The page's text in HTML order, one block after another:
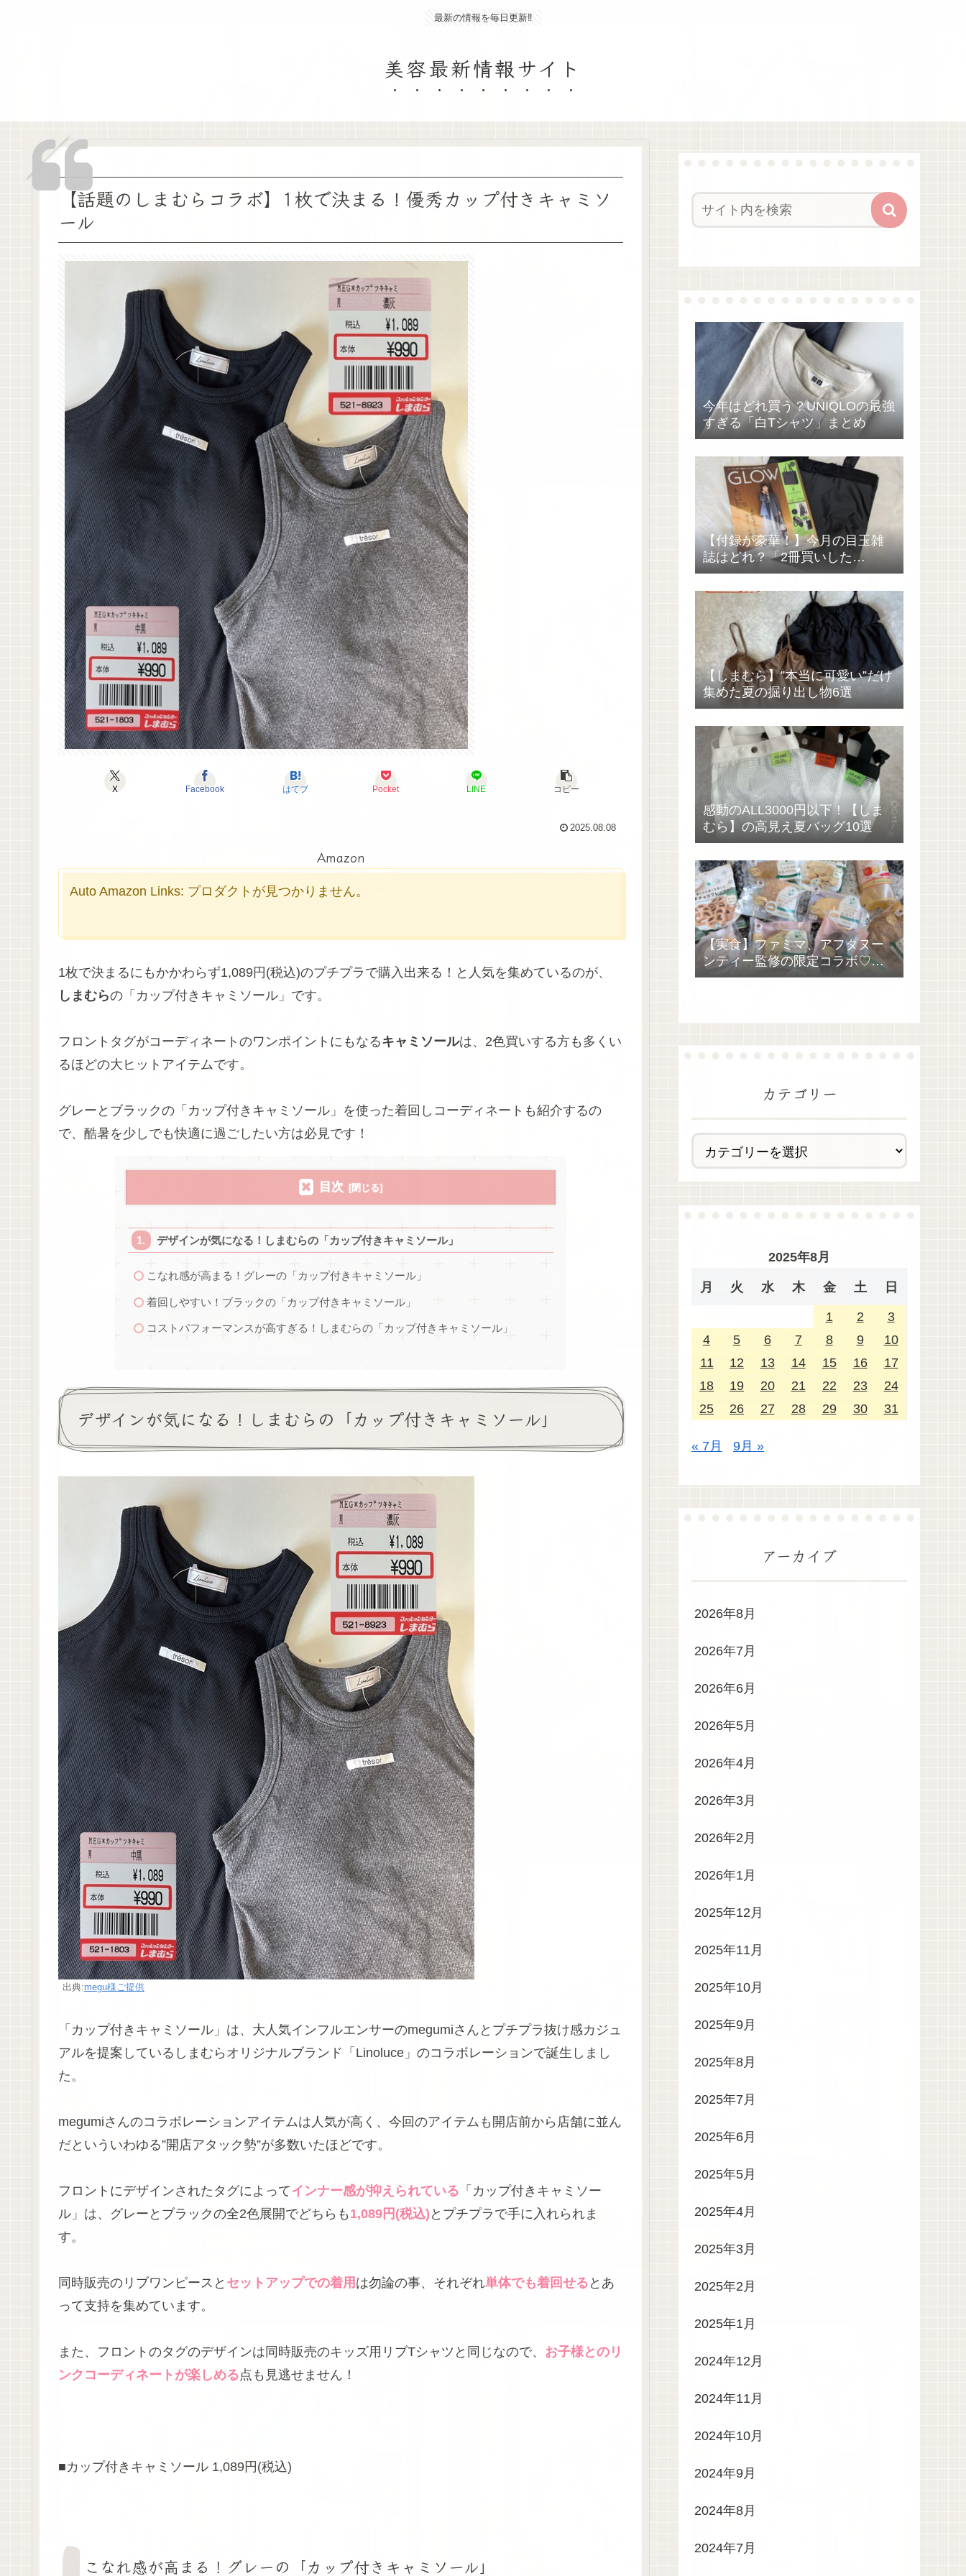
最新の情報を毎日更新‼
美容最新情報サイト
【話題のしまむらコラボ】1枚で決まる！優秀カップ付きキャミソ
ール
X Facebook はてブ Pocket LINE コピー
2025.08.08
Amazon
Auto Amazon Links: プロダクトが見つかりません。
1枚で決まるにもかかわらず1,089円(税込)のプチプラで購入出来る！と人気を集めているのが、
しまむらの「カップ付きキャミソール」です。
フロントタグがコーディネートのワンポイントにもなるキャミソールは、2色買いする方も多くい
るほどの大ヒットアイテムです。
グレーとブラックの「カップ付きキャミソール」を使った着回しコーディネートも紹介するの
で、酷暑を少しでも快適に過ごしたい方は必見です！
目次
デザインが気になる！しまむらの「カップ付きキャミソール」
こなれ感が高まる！グレーの「カップ付きキャミソール」
着回しやすい！ブラックの「カップ付きキャミソール」
コストパフォーマンスが高すぎる！しまむらの「カップ付きキャミソール」
デザインが気になる！しまむらの「カップ付きキャミソール」
出典:megu様ご提供
「カップ付きキャミソール」は、大人気インフルエンサーのmegumiさんとプチプラ抜け感カジュ
アルを提案しているしまむらオリジナルブランド「Linoluce」のコラボレーションで誕生しまし
た。
megumiさんのコラボレーションアイテムは人気が高く、今回のアイテムも開店前から店舗に並ん
だといういわゆる”開店アタック勢”が多数いたほどです。
フロントにデザインされたタグによってインナー感が抑えられている 「カップ付きキャミソー
ル」は、グレーとブラックの全2色展開でどちらも 1,089円(税込) とプチプラで手に入れられま
す。
同時販売のリブワンピースと セットアップでの着用 は勿論の事、それぞれ単体でも着回せる とあ
って支持を集めています。
また、フロントのタグのデザインは同時販売のキッズ用リブTシャツと同じなので、 お子様とのリ
ンクコーディネートが楽しめる点も見逃せません！
■カップ付きキャミソール 1,089円(税込)
こなれ感が高まる！グレーの「カップ付きキャミソール」
今年はどれ買う？UNIQLOの最強
すぎる「白Tシャツ」まとめ
【付録が豪華！】今月の目玉雑
誌はどれ？「2冊買いした
い……」
【しまむら】”本当に可愛い”だけ
集めた夏の掘り出し物6選
感動のALL3000円以下！【しま
むら】の高見え夏バッグ10選
【実食】ファミマ、アフタヌー
ンティー監修の限定コラボ♡過
去最多全28種類が絶品過ぎた！
カテゴリー
2025年8月
月 火 水 木 金 土 日
1 2
3
4
5 6 7 8 9
10
11
12 13 14 15 16
17
18
19 20 21 22 23
24
25
26 27 28 29 30 31
« 7月 9月 »
アーカイブ
2026年8月
2026年7月
2026年6月
2026年5月
2026年4月
2026年3月
2026年2月
2026年1月
2025年12月
2025年11月
2025年10月
2025年9月
2025年8月
2025年7月
2025年6月
2025年5月
2025年4月
2025年3月
2025年2月
2025年1月
2024年12月
2024年11月
2024年10月
2024年9月
2024年8月
2024年7月